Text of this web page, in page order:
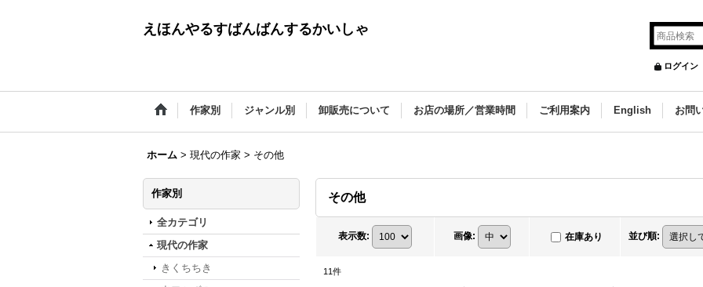
えほんやるすばんばんするかいしゃ
ログイン
作家別 ジャンル別 卸販売について お店の場所／営業時間 ご利用案内 English お問
ホーム > 現代の作家 > その他
作家別
全カテゴリ
現代の作家
きくちちき
その他
表示数: 画像: 在庫あり 並び順:
11件